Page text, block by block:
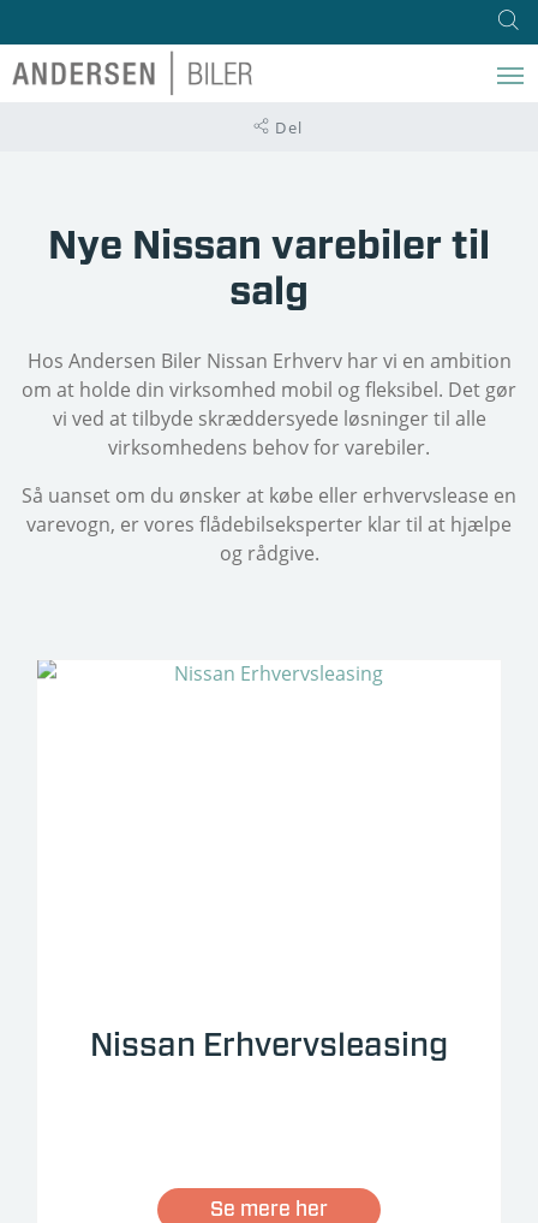
Del
Nye Nissan varebiler til
salg
Hos Andersen Biler Nissan Erhverv har vi en ambition
om at holde din virksomhed mobil og fleksibel. Det gør
vi ved at tilbyde skræddersyede løsninger til alle
virksomhedens behov for varebiler.
Så uanset om du ønsker at købe eller erhvervslease en
varevogn, er vores flådebilseksperter klar til at hjælpe
og rådgive.
Nissan Erhvervsleasing
Se mere her